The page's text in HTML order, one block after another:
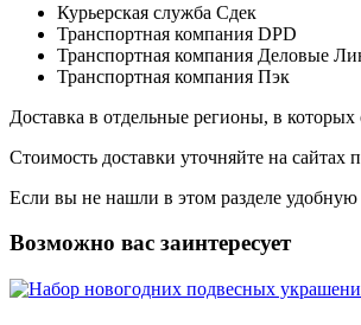
Курьерская служба Сдек
Транспортная компания DPD
Транспортная компания Деловые
Транспортная компания Пэк
Доставка в отдельные регионы, в
Стоимость доставки уточняйте на сайтах
Если вы не нашли в этом разделе
Возможно вас заинтересует